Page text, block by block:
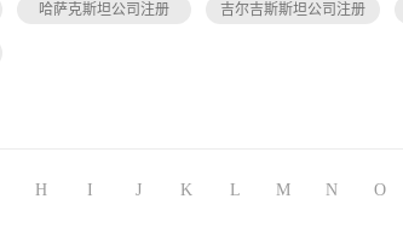
哈萨克斯坦公司注册 吉尔吉斯斯坦公司注册
H I J K L M N O